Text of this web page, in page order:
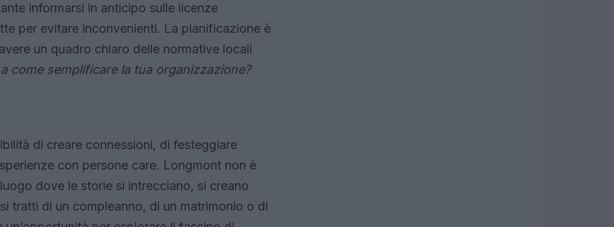
informarsi in anticipo sulle licenze
per evitare inconvenienti. La pianificazione è
un quadro chiaro delle normative locali
come semplificare la tua organizzazione?
di creare connessioni, di festeggiare
con persone care. Longmont non è
dove le storie si intrecciano, si creano
tratti di un compleanno, di un matrimonio o di